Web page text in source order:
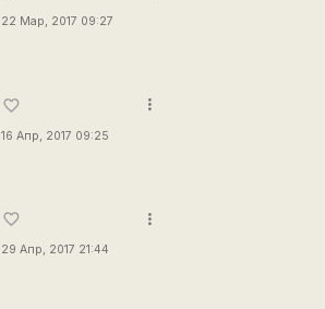
22 Мар, 2017 09:27
favorite_border
16 Апр, 2017 09:25
more_vert
favorite_border
29 Апр, 2017 21:44
more_vert